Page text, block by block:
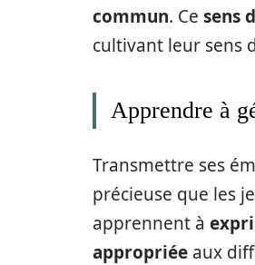
commun. Ce sens
cultivant leur sens
Apprendre à
Transmettre ses
précieuse que les
apprennent à
appropriée aux